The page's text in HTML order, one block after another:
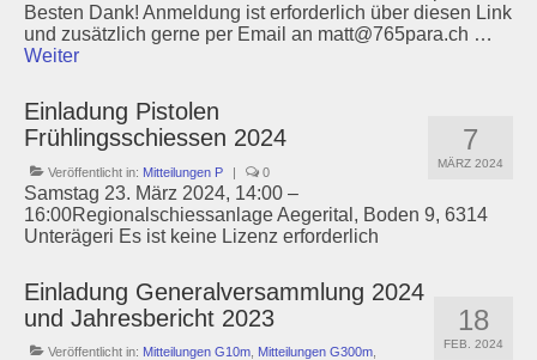
Besten Dank! Anmeldung ist erforderlich über diesen Link
und zusätzlich gerne per Email an matt@765para.ch …
Weiter
7
MÄRZ 2024
Einladung Pistolen
Frühlingsschiessen 2024
Veröffentlicht in: Mitteilungen P | 0
Samstag 23. März 2024, 14:00 –
16:00Regionalschiessanlage Aegerital, Boden 9, 6314
Unterägeri Es ist keine Lizenz erforderlich
18
FEB. 2024
Einladung Generalversammlung 2024
und Jahresbericht 2023
Veröffentlicht in: Mitteilungen G10m Mitteilungen G300m